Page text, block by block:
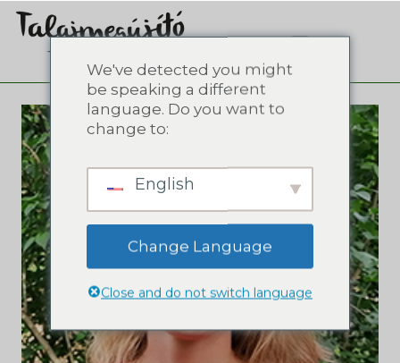
We've detected you might
be speaking a different
language. Do you want to
change to:
English
Change Language
Close and do not switch language